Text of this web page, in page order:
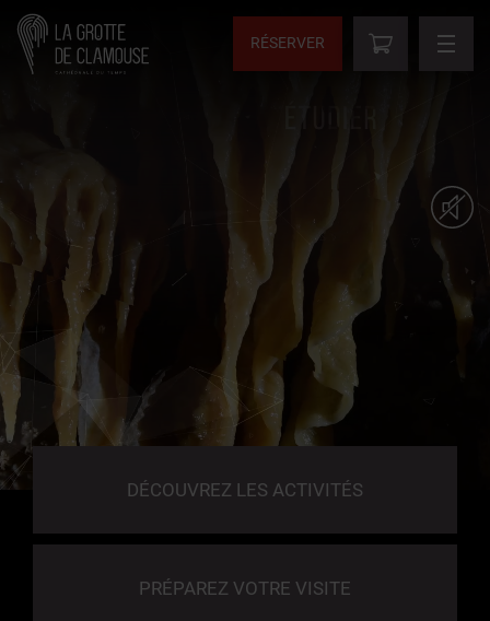
RÉSERVER
DÉCOUVREZ LES ACTIVITÉS
PRÉPAREZ VOTRE VISITE